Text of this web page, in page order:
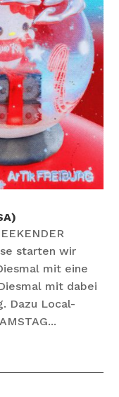
starten wir
mit eine
mit dabei
Dazu Local-